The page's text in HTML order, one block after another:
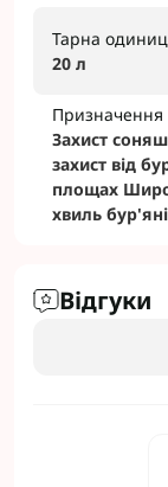
Тарна
20 л
Призначення
Захист
захист від
площах
хвиль
Відгуки